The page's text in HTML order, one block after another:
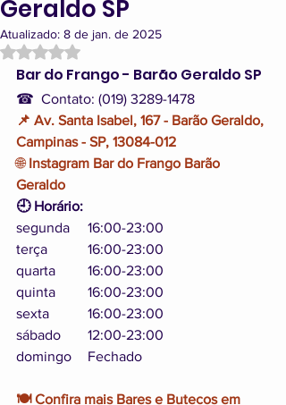
Geraldo SP
Atualizado: 8 de jan. de 2025
Avaliado com NaN de 5 estrelas.
Bar do Frango - Barão Geraldo SP
☎  Contato: (019) 3289-1478
📌 Av. Santa Isabel, 167 - Barão Geraldo,
Campinas - SP, 13084-012
🌐 Instagram Bar do Frango Barão
Geraldo
🕘 Horário:
segunda	16:00-23:00
terça		16:00-23:00
quarta	16:00-23:00
quinta	16:00-23:00
sexta 	16:00-23:00
sábado	12:00-23:00
domingo	Fechado
🍽️ Confira mais Bares e Butecos em